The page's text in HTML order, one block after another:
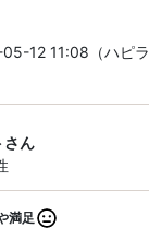
12 11:08（ハピ
さん
満足